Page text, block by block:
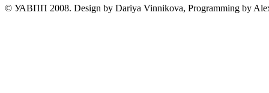
© УАВПП 2008. Design by Dariya Vinnikova, Programming by